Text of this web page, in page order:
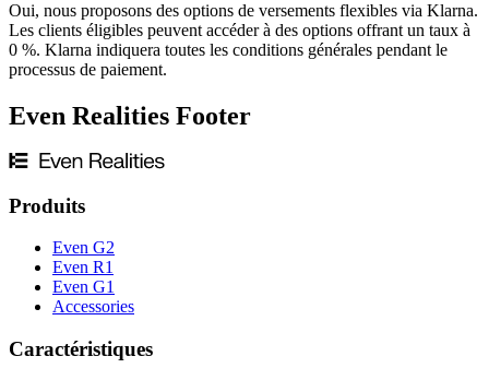
Oui, nous proposons des options de versements flexibles via Klarna.
Les clients éligibles peuvent accéder à des options offrant un taux à
0 %. Klarna indiquera toutes les conditions générales pendant le
processus de paiement.
Even Realities Footer
Produits
Even G2
Even R1
Even G1
Accessories
Caractéristiques